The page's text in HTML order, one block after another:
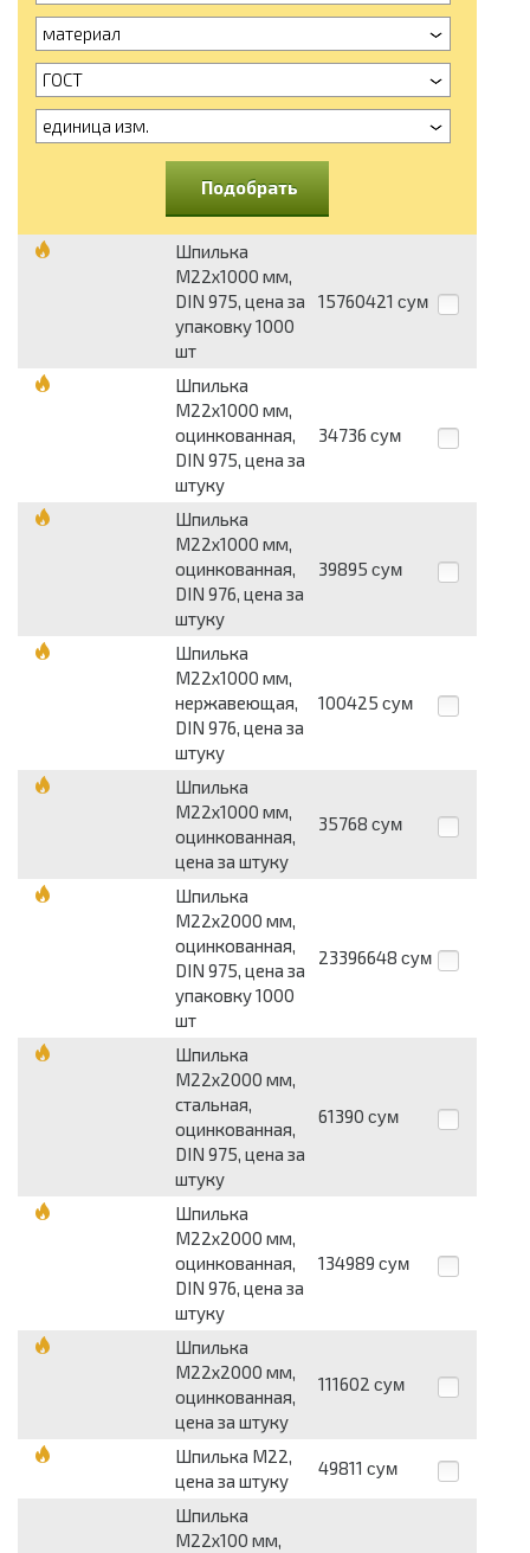
материал
ГОСТ
единица изм.
Подобрать
Шпилька
М22х1000 мм,
DIN 975, цена за
упаковку 1000
шт
15760421 сум
Шпилька
М22х1000 мм,
оцинкованная,
DIN 975, цена за
штуку
34736 сум
Шпилька
М22х1000 мм,
оцинкованная,
DIN 976, цена за
штуку
39895 сум
Шпилька
М22х1000 мм,
нержавеющая,
DIN 976, цена за
штуку
100425 сум
Шпилька
М22х1000 мм,
оцинкованная,
цена за штуку
35768 сум
Шпилька
М22х2000 мм,
оцинкованная,
DIN 975, цена за
упаковку 1000
шт
23396648 сум
Шпилька
М22х2000 мм,
стальная,
оцинкованная,
DIN 975, цена за
штуку
61390 сум
Шпилька
М22х2000 мм,
оцинкованная,
DIN 976, цена за
штуку
134989 сум
Шпилька
М22х2000 мм,
оцинкованная,
цена за штуку
111602 сум
Шпилька М22,
цена за штуку
49811 сум
Шпилька
М22х100 мм,